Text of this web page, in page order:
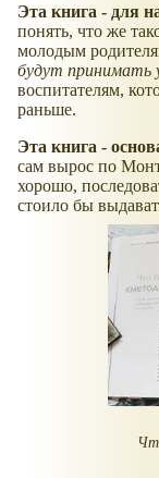
Эта книга - для
понять, что же
молодым
будут принимать
воспитателям,
раньше.
Эта книга -
сам вырос по
хорошо,
стоило бы